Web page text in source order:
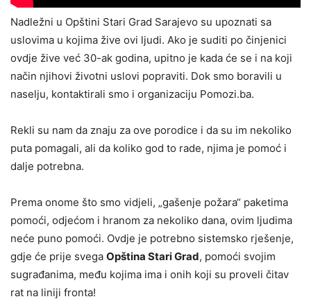
Nadležni u Opštini Stari Grad Sarajevo su upoznati sa
uslovima u kojima žive ovi ljudi. Ako je suditi po činjenici
ovdje žive već 30-ak godina, upitno je kada će se i na koji
način njihovi životni uslovi popraviti. Dok smo boravili u
naselju, kontaktirali smo i organizaciju Pomozi.ba.
Rekli su nam da znaju za ove porodice i da su im nekoliko
puta pomagali, ali da koliko god to rade, njima je pomoć i
dalje potrebna.
Prema onome što smo vidjeli, „gašenje požara“ paketima
pomoći, odjećom i hranom za nekoliko dana, ovim ljudima
neće puno pomoći. Ovdje je potrebno sistemsko rješenje,
gdje će prije svega Opština Stari Grad, pomoći svojim
sugrađanima, među kojima ima i onih koji su proveli čitav
rat na liniji fronta!